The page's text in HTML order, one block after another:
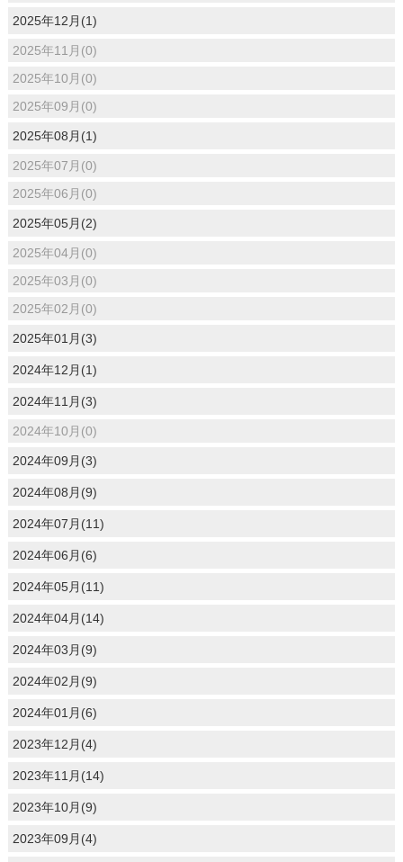
2025年12月(1)
2025年11月(0)
2025年10月(0)
2025年09月(0)
2025年08月(1)
2025年07月(0)
2025年06月(0)
2025年05月(2)
2025年04月(0)
2025年03月(0)
2025年02月(0)
2025年01月(3)
2024年12月(1)
2024年11月(3)
2024年10月(0)
2024年09月(3)
2024年08月(9)
2024年07月(11)
2024年06月(6)
2024年05月(11)
2024年04月(14)
2024年03月(9)
2024年02月(9)
2024年01月(6)
2023年12月(4)
2023年11月(14)
2023年10月(9)
2023年09月(4)